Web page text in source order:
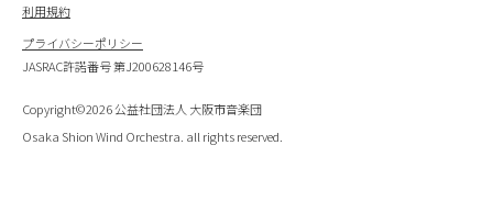
利用規約
プライバシーポリシー
JASRAC許諾番号 第J200628146号
Copyright©2026 公益社団法人 大阪市音楽団
Osaka Shion Wind Orchestra. all rights reserved.